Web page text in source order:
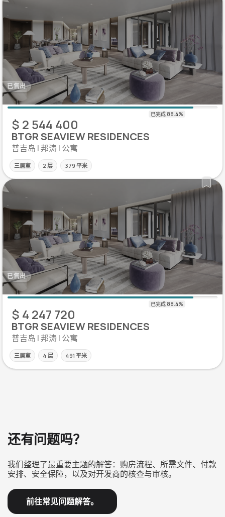
已售出
$ 2 544 400
BTGR SEAVIEW RESIDENCES
普吉岛 | 邦涛 | 公寓
三居室 2 层 379 平米
已售出
$ 4 247 720
BTGR SEAVIEW RESIDENCES
普吉岛 | 邦涛 | 公寓
三居室 4 层 491 平米
还有问题吗？
我们整理了最重要主题的解答：购房流程、所需文件、付款
安排、安全保障，以及对开发商的核查与审核。
前往常见问题解答。